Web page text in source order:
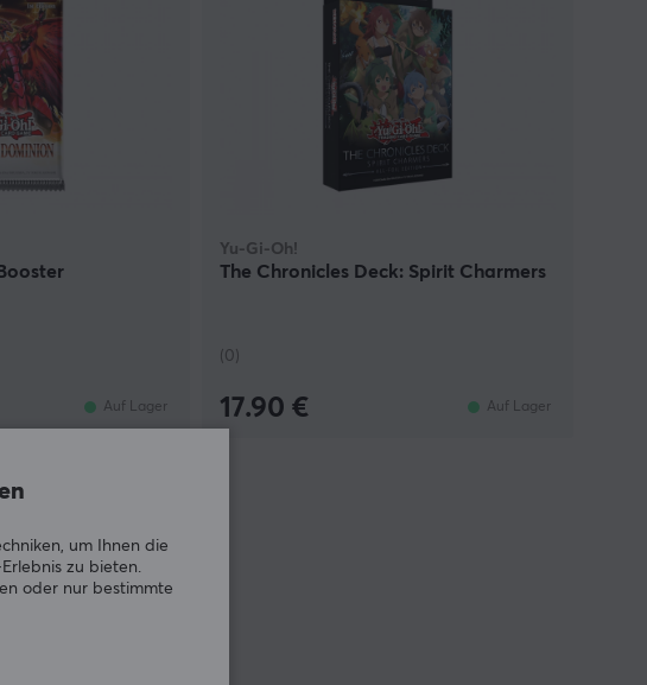
Auf Lager
Yu-Gi-Oh!
The Chronicles Deck: Spirit Charmers
(0)
17.90 € Auf Lager
um Ihnen die
zu bieten.
oder nur bestimmte